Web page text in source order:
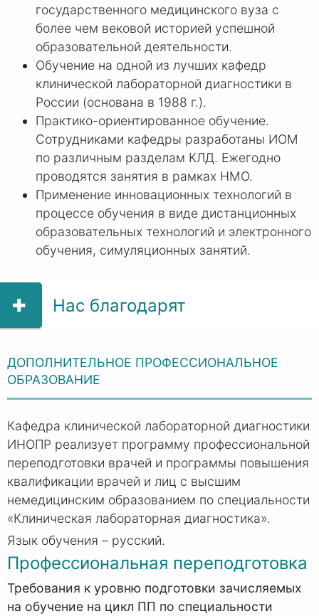
государственного медицинского вуза с
более чем вековой историей успешной
образовательной деятельности.
Обучение на одной из лучших кафедр
клинической лабораторной диагностики в
России (основана в 1988 г.).
Практико-ориентированное обучение.
Сотрудниками кафедры разработаны ИОМ
по различным разделам КЛД. Ежегодно
проводятся занятия в рамках НМО.
Применение инновационных технологий в
процессе обучения в виде дистанционных
образовательных технологий и электронного
обучения, симуляционных занятий.
Нас благодарят
ДОПОЛНИТЕЛЬНОЕ ПРОФЕССИОНАЛЬНОЕ
ОБРАЗОВАНИЕ
Кафедра клинической лабораторной диагностики
ИНОПР реализует программу профессиональной
переподготовки врачей и программы повышения
квалификации врачей и лиц с высшим
немедицинским образованием по специальности
«Клиническая лабораторная диагностика».
Язык обучения – русский.
Профессиональная переподготовка
Требования к уровню подготовки зачисляемых
на обучение на цикл ПП по специальности